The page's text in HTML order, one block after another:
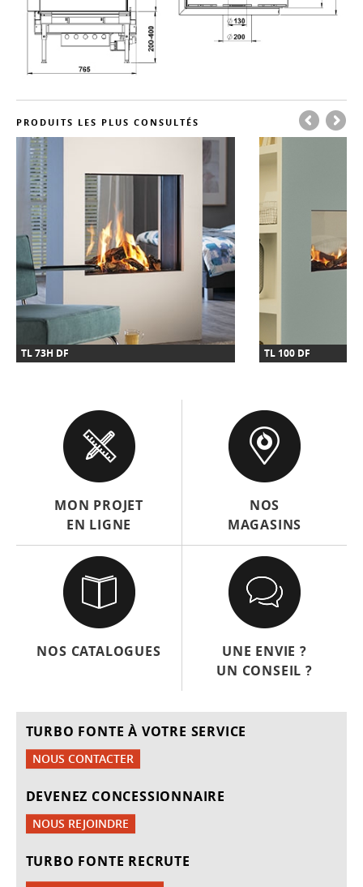
PRODUITS LES PLUS CONSULTÉS
TL 73H DF TL 100 DF
MON PROJET
EN LIGNE
NOS
MAGASINS
NOS CATALOGUES
UNE ENVIE ?
UN CONSEIL ?
TURBO FONTE À VOTRE SERVICE
NOUS CONTACTER
DEVENEZ CONCESSIONNAIRE
NOUS REJOINDRE
TURBO FONTE RECRUTE